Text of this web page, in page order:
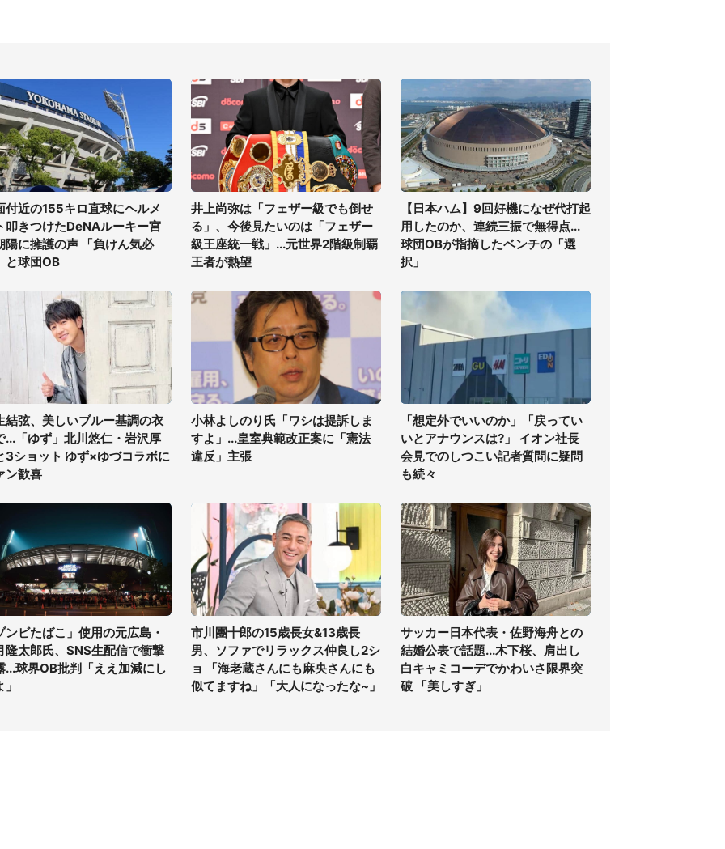
付近の155キロ直球にヘルメ
叩きつけたDeNAルーキー宮
陽に擁護の声 「負けん気必
と球団OB
井上尚弥は「フェザー級でも倒せ
る」、今後見たいのは「フェザー
級王座統一戦」...元世界2階級制覇
王者が熱望
【日本ハム】9回好機になぜ代打起
用したのか、連続三振で無得点...
球団OBが指摘したベンチの「選
択」
結弦、美しいブルー基調の衣
...「ゆず」北川悠仁・岩沢厚
3ショット ゆず×ゆづコラボに
ン歓喜
小林よしのり氏「ワシは提訴しま
すよ」...皇室典範改正案に「憲法
違反」主張
「想定外でいいのか」「戻ってい
いとアナウンスは?」 イオン社長
会見でのしつこい記者質問に疑問
も続々
ンビたばこ」使用の元広島・
隆太郎氏、SNS生配信で衝撃
...球界OB批判「ええ加減にし
市川團十郎の15歳長女&13歳長
男、ソファでリラックス仲良し2シ
ョ 「海老蔵さんにも麻央さんにも
似てますね」「大人になったな~」
サッカー日本代表・佐野海舟との
結婚公表で話題...木下桜、肩出し
白キャミコーデでかわいさ限界突
破 「美しすぎ」